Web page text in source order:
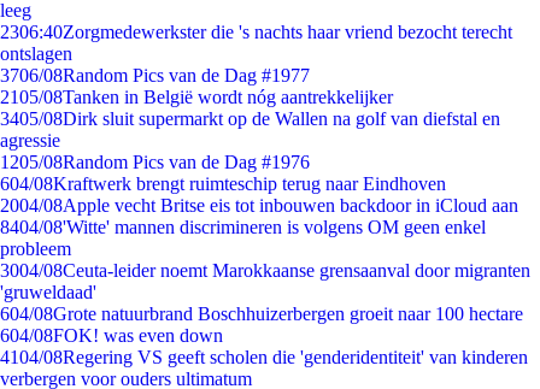
leeg
2306:40Zorgmedewerkster die 's nachts haar vriend bezocht terecht
ontslagen
3706/08Random Pics van de Dag #1977
2105/08Tanken in België wordt nóg aantrekkelijker
3405/08Dirk sluit supermarkt op de Wallen na golf van diefstal en
agressie
1205/08Random Pics van de Dag #1976
604/08Kraftwerk brengt ruimteschip terug naar Eindhoven
2004/08Apple vecht Britse eis tot inbouwen backdoor in iCloud aan
8404/08'Witte' mannen discrimineren is volgens OM geen enkel
probleem
3004/08Ceuta-leider noemt Marokkaanse grensaanval door migranten
'gruweldaad'
604/08Grote natuurbrand Boschhuizerbergen groeit naar 100 hectare
604/08FOK! was even down
4104/08Regering VS geeft scholen die 'genderidentiteit' van kinderen
verbergen voor ouders ultimatum